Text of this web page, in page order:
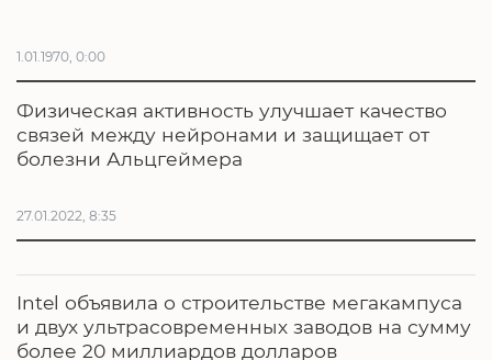
1.01.1970, 0:00
Физическая активность улучшает качество
связей между нейронами и защищает от
болезни Альцгеймера
27.01.2022, 8:35
Intel объявила о строительстве мегакампуса
и двух ультрасовременных заводов на сумму
более 20 миллиардов долларов